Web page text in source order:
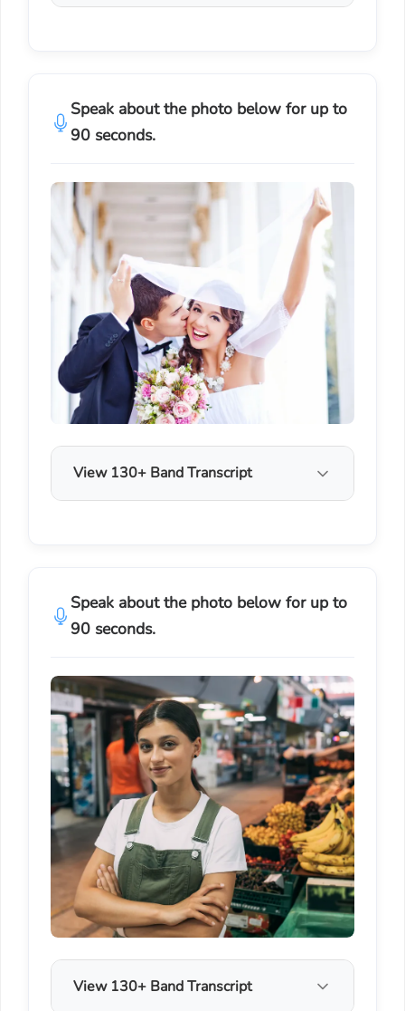
Speak about the photo below for up to
90 seconds.
View 130+ Band Transcript
Speak about the photo below for up to
90 seconds.
View 130+ Band Transcript